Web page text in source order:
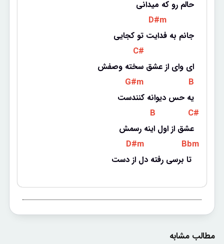
حالم رو که میدانی
D#m
جانم به فدایت تو کجایی
C#
ای وای از عشق سخته وصفش
G#m B
یه حس دیوانه کنندست
B C#
عشق از اول اینه رسمش
D#m Bbm
تا برسی رفته دل از دست
مطالب مشابه